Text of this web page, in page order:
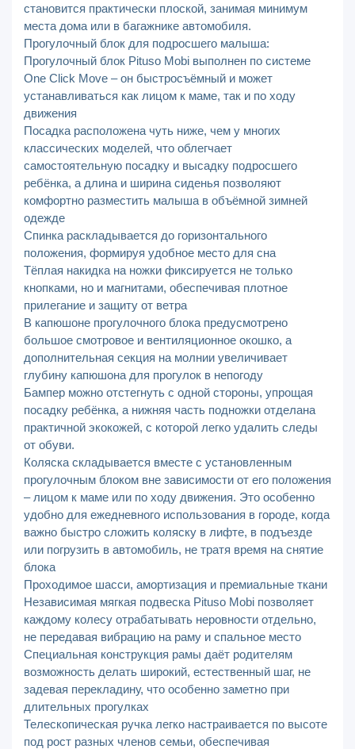
становится практически плоской, занимая минимум
места дома или в багажнике автомобиля.
Прогулочный блок для подросшего малыша:
Прогулочный блок Pituso Mobi выполнен по системе
One Click Move – он быстросъёмный и может
устанавливаться как лицом к маме, так и по ходу
движения
Посадка расположена чуть ниже, чем у многих
классических моделей, что облегчает
самостоятельную посадку и высадку подросшего
ребёнка, а длина и ширина сиденья позволяют
комфортно разместить малыша в объёмной зимней
одежде
Спинка раскладывается до горизонтального
положения, формируя удобное место для сна
Тёплая накидка на ножки фиксируется не только
кнопками, но и магнитами, обеспечивая плотное
прилегание и защиту от ветра
В капюшоне прогулочного блока предусмотрено
большое смотровое и вентиляционное окошко, а
дополнительная секция на молнии увеличивает
глубину капюшона для прогулок в непогоду
Бампер можно отстегнуть с одной стороны, упрощая
посадку ребёнка, а нижняя часть подножки отделана
практичной экокожей, с которой легко удалить следы
от обуви.
Коляска складывается вместе с установленным
прогулочным блоком вне зависимости от его положения
– лицом к маме или по ходу движения. Это особенно
удобно для ежедневного использования в городе, когда
важно быстро сложить коляску в лифте, в подъезде
или погрузить в автомобиль, не тратя время на снятие
блока
Проходимое шасси, амортизация и премиальные ткани
Независимая мягкая подвеска Pituso Mobi позволяет
каждому колесу отрабатывать неровности отдельно,
не передавая вибрацию на раму и спальное место
Специальная конструкция рамы даёт родителям
возможность делать широкий, естественный шаг, не
задевая перекладину, что особенно заметно при
длительных прогулках
Телескопическая ручка легко настраивается по высоте
под рост разных членов семьи, обеспечивая